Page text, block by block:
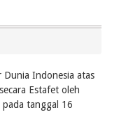
Dunia Indonesia atas
Estafet oleh
pada tanggal 16